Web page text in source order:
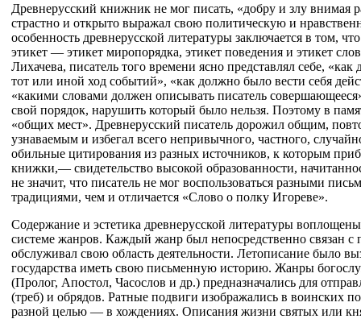
Древнерусский книжник не мог писать, «добру и злу внимая
страстно и открыто выражал свою политическую и
особенность древнерусской литературы заключается в том,
этикет — этикет миропорядка, этикет поведения и этикет
Лихачева, писатель того времени ясно представлял себе,
тот или иной ход событий», «как должно было вести себя
«какими словами должен описывать писатель
свой порядок, нарушить который было нельзя. Поэтому в
«общих мест». Древнерусский писатель дорожил общим,
узнаваемым и избегал всего непривычного, частного,
обильные цитирования из разных источников, к которым
книжки,— свидетельство высокой образованности,
не значит, что писатель не мог воспользоваться разными
традициями, чем и отличается «Слово о полку Игореве».
Содержание и эстетика древнерусской литературы
системе жанров. Каждый жанр был непосредственно связан с
обслуживал свою область деятельности. Летописание было
государства иметь свою письменную историю. Жанры
(Пролог, Апостол, Часослов и др.) предназначались для
(треб) и обрядов. Ратные подвиги изображались в воинских
разной целью — в хождениях. Описания жизни святых или